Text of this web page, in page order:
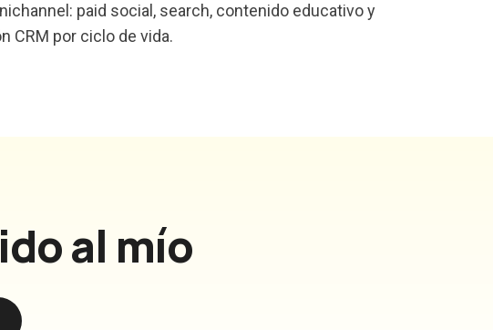
paid social, search, contenido educativo y
CRM por ciclo de vida.
al mío